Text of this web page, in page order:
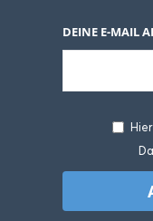
DEINE E-MAIL